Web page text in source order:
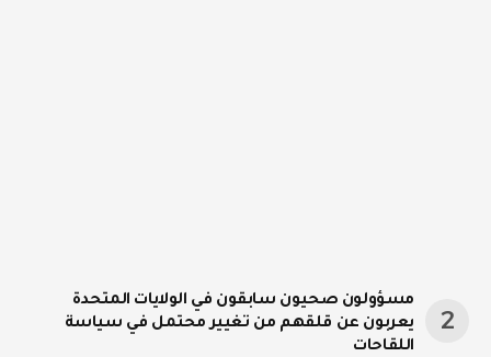
مسؤولون صحيون سابقون في الولايات المتحدة
يعربون عن قلقهم من تغيير محتمل في سياسة
اللقاحات